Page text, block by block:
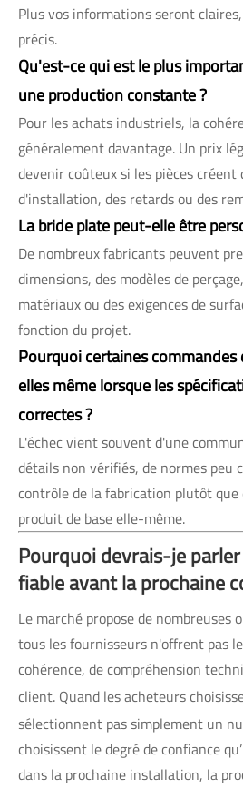
Plus vos informations seront
précis.
Qu'est-ce qui est le plus
une production constante ?
Pour les achats industriels, la
généralement davantage. Un prix
devenir coûteux si les pièces créent
d'installation, des retards ou des
La bride plate peut-elle être
De nombreux fabricants peuvent
dimensions, des modèles de
matériaux ou des exigences de
fonction du projet.
Pourquoi certaines
elles même lorsque les
correctes ?
L'échec vient souvent d'une
détails non vérifiés, de normes peu
contrôle de la fabrication plutôt que
produit de base elle-même.
Pourquoi devrais-je
fiable avant la prochaine
Le marché propose de nombreuses
tous les fournisseurs n'offrent pas
cohérence, de compréhension
client. Quand les acheteurs
sélectionnent pas simplement un
choisissent le degré de confiance
dans la prochaine installation, la